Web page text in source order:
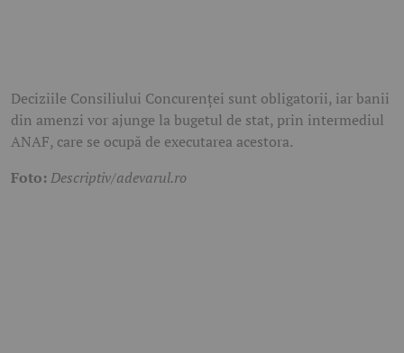
Deciziile Consiliului Concurenței sunt obligatorii, iar banii
din amenzi vor ajunge la bugetul de stat, prin intermediul
ANAF, care se ocupă de executarea acestora.
Foto:Descriptiv/adevarul.ro